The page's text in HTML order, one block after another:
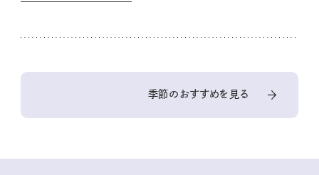
季節のおすすめを見る